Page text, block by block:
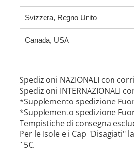
Svizzera, Regno Unito
Canada, USA
Spedizioni NAZIONALI con
Spedizioni INTERNAZIONALI
*Supplemento spedizione
*Supplemento spedizione
Tempistiche di consegna
Per le Isole e i Cap "Disagiati"
15€.